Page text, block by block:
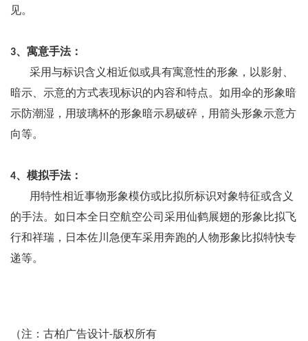
见。
3、寓意手法：
采用与标识含义相近似或具有寓意性的形象，以影射、
暗示、示意的方式表现标识的内容和特点。如用伞的形象暗
示防潮湿，用玻璃杯的形象暗示易破碎，用箭头形象示意方
向等。
4、模拟手法：
用特性相近事物形象模仿或比拟所标识对象特征或含义
的手法。如日本全日空航空公司采用仙鹤展翅的形象比拟飞
行和祥瑞，日本佐川急便车采用奔跑的人物形象比拟特快专
递等。
（注：古柏广告设计-版权所有